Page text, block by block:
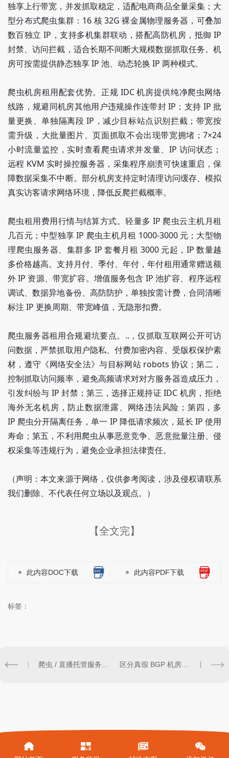
独享上行带宽，并发抓取稳定，适配电商商品全量采集；大
型分布式爬虫集群：16 核 32G 裸金属物理服务器，可叠加
数百独立 IP，支持多机集群联动，搭配高防机房，抵御 IP
封禁、访问拦截，适合长期不间断大规模数据抓取任务。机
房可按需提供静态独享 IP 池、动态轮换 IP 两种模式。
爬虫机房租用配套优势。正规 IDC 机房提供纯净爬虫网络
线路，规避同机房其他用户违规操作连带封 IP；支持 IP 批
量更换、单独隔离段 IP，减少目标站点识别拦截；带宽按
需升级，大批量图片、页面抓取不会出现带宽拥堵；7×24
小时流量监控，实时查看爬虫请求并发量、IP 访问状态；
远程 KVM 实时操控服务器，采集程序崩溃可快速重启，保
障数据采集不中断。部分机房支持定时清理访问缓存、模拟
真实访客请求网络环境，降低反爬拦截概率。
爬虫租用费用行情与结算方式。轻量多 IP 爬虫云主机月租
几百元；中型独享 IP 爬虫主机月租 1000-3000 元；大型物
理爬虫服务器、集群多 IP 套餐月租 3000 元起，IP 数量越
多价格越高。支持月付、季付、年付，年付租用通常赠送额
外 IP 资源、带宽扩容。增值服务包含 IP 池扩容、程序远程
调试、数据异地备份、高防防护，单独按需计费，合同清晰
标注 IP 更换周期、带宽峰值，无隐形扣费。
爬虫服务器租用合规避坑要点。..，仅抓取互联网公开可访
问数据，严禁抓取用户隐私、付费加密内容、受版权保护素
材，遵守《网络安全法》与目标网站 robots 协议；第二，
控制抓取访问频率，避免高频请求对对方服务器造成压力，
引发纠纷与 IP 封禁；第三，选择正规持证 IDC 机房，拒绝
海外无名机房，防止数据泄露、网络违法风险；第四，多
IP 爬虫分开隔离任务，单一 IP 降低请求频次，延长 IP 使用
寿命；第五，不利用爬虫从事恶意竞争、恶意批量注册、侵
权采集等违规行为，避免企业承担法律责任。
（声明：本文来源于网络，仅供参考阅读，涉及侵权请联系
我们删除、不代表任何立场以及观点。）
【全文完】
此内容DOC下载 此内容PDF下载
标签：